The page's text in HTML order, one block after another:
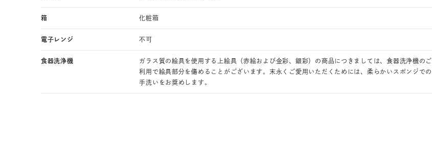
箱 化粧箱
電子レンジ 不可
食器洗浄機
ガラス質の絵具を使用する上絵具（赤絵および金彩、銀彩）の商品につきましては、食器洗浄機のご
利用で絵具部分を傷めることがございます。末永くご愛用いただくためには、柔らかいスポンジでの
手洗いをお奨めします。